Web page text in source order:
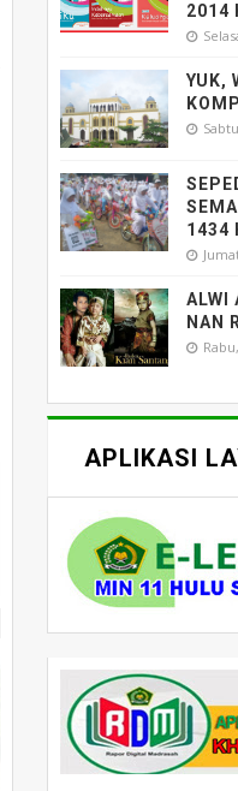
2014
YUK,
1434
ALWI
NAN
APLIKASI